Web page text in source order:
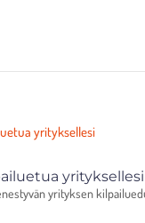
yrityksellesi
yrityksen